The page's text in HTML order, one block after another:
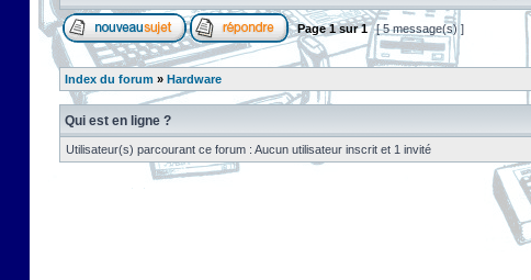
Page1sur1 [ 5 message(s) ]
Index du forum » Hardware
Qui est en ligne ?
Utilisateur(s) parcourant ce forum : Aucun utilisateur inscrit et 1 invité